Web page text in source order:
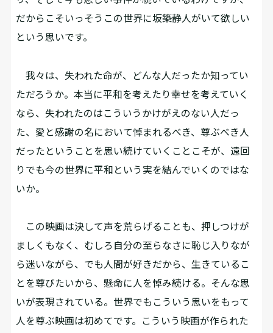
だからこそいっそうこの世界に坂築静人がいて欲しい
という思いです。
我々は、失われた命が、どんな人だったか知ってい
ただろうか。本当に平和を考えたり幸せを考えていく
なら、失われたのはこういうかけがえのない人だっ
た、愛と感謝の名において悼まれるべき、尊ぶべき人
だったということを思い続けていくことこそが、遠回
りでも今の世界に平和という実を結んでいくのではな
いか。
この映画は決して声を荒らげることも、押しつけが
ましくもなく、むしろ自分の至らなさに恥じ入りなが
ら迷いながら、でも人間が好きだから、生きているこ
とを尊びたいから、懸命に人を悼み続ける。そんな思
いが表現されている。世界でもこういう思いをもって
人を尊ぶ映画は初めてです。こういう映画が作られた